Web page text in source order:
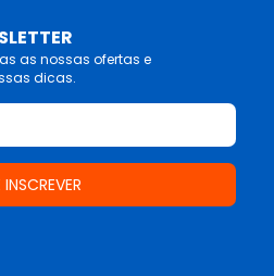
as nossas ofertas e
dicas.